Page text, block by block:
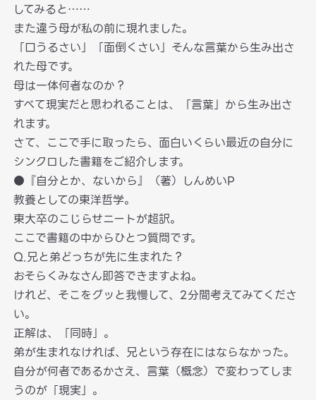
してみると……
また違う母が私の前に現れました。
「口うるさい」「面倒くさい」そんな言葉から生み出さ
れた母です。
母は一体何者なのか？
すべて現実だと思われることは、「言葉」から生み出さ
れます。
さて、ここで手に取ったら、面白いくらい最近の自分に
シンクロした書籍をご紹介します。
●『自分とか、ないから』（著）しんめいP
教養としての東洋哲学。
東大卒のこじらせニートが超訳。
ここで書籍の中からひとつ質問です。
Q.兄と弟どっちが先に生まれた？
おそらくみなさん即答できますよね。
けれど、そこをグッと我慢して、2分間考えてみてくださ
い。
正解は、「同時」。
弟が生まれなければ、兄という存在にはならなかった。
自分が何者であるかさえ、言葉（概念）で変わってしま
うのが「現実」。